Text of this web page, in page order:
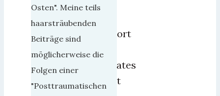
Unwort
des
Monates
heißt
Osten". Meine teils
haarsträubenden
Beiträge sind
möglicherweise die
Folgen einer
"Posttraumatischen